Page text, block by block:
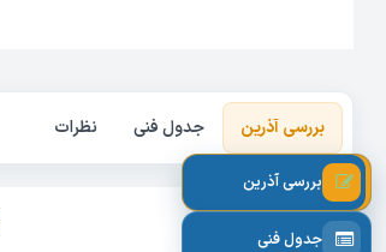
بررسی آذرین جدول فنی نظرات
بررسی آذرین
جدول فنی